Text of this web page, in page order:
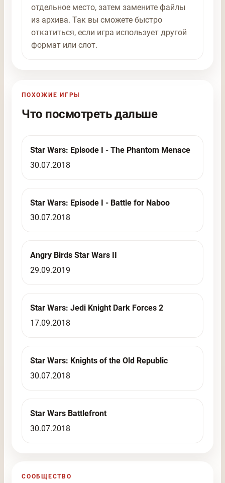
отдельное место, затем замените файлы
из архива. Так вы сможете быстро
откатиться, если игра использует другой
формат или слот.
ПОХОЖИЕ ИГРЫ
Что посмотреть дальше
Star Wars: Episode I - The Phantom Menace
30.07.2018
Star Wars: Episode I - Battle for Naboo
30.07.2018
Angry Birds Star Wars II
29.09.2019
Star Wars: Jedi Knight Dark Forces 2
17.09.2018
Star Wars: Knights of the Old Republic
30.07.2018
Star Wars Battlefront
30.07.2018
СООБЩЕСТВО